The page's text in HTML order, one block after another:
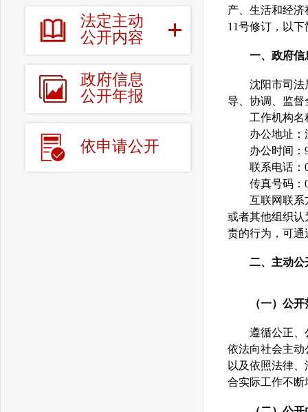
法定主动
公开内容
政府信息
公开年报
依申请公开
产、生活和经
11号修订，以
一、政府信
沈阳市司法局
导、协调、监
工作机构名称
办公地址：沈
办公时间：
联系电话：
传真号码：
互联网联系方
或者其他组织
责的行为，可
二、主动公
（一）公
遵循公正、公
依法向社会主
以及依照法律
合实际工作不